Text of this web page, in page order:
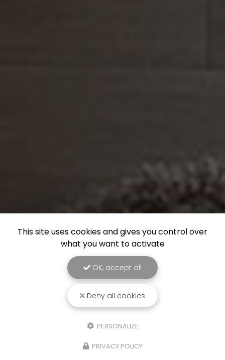
This site uses cookies and gives you control over
what you want to activate
OK, accept all
Deny all cookies
PERSONALIZE
PRIVACY POLICY